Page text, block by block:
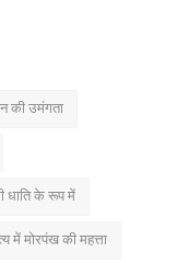
की उमंगता
धाति के रूप में
में मोरपंख की महत्ता